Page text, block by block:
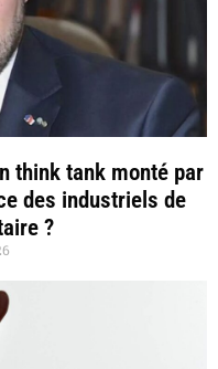
think tank monté par
des industriels de
?